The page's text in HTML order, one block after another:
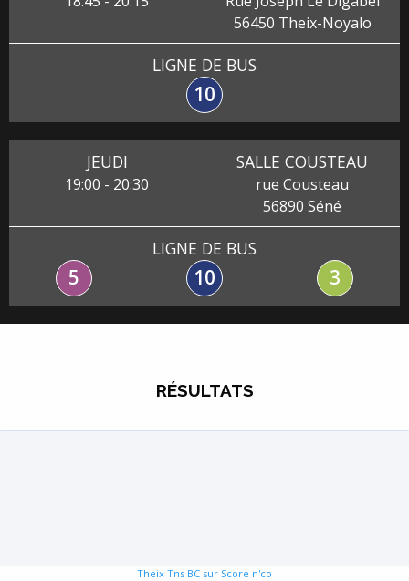
56450 Theix-Noyalo
LIGNE DE BUS
10
JEUDI
19:00 - 20:30
SALLE COUSTEAU
rue Cousteau
56890 Séné
LIGNE DE BUS
5 10 3
RÉSULTATS
Theix Tns BC sur Score n'co